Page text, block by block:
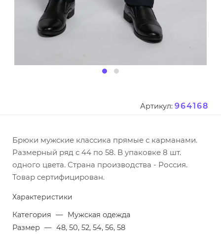
Артикул: 964168
Брюки мужские классика прямые с карманами.
Размерный ряд с 44 по 58. В упаковке 8 шт.
одного цвета. Страна производства - Россия.
Товар сертифицирован.
Характеристики
Категория — Мужская одежда
Размер — 48, 50, 52, 54, 56, 58